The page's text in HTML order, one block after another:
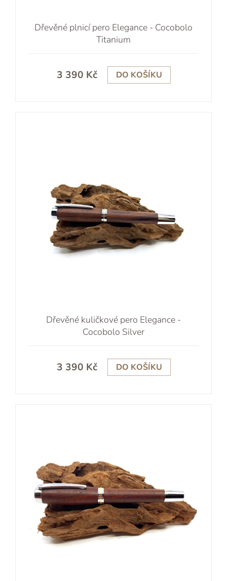
Dřevěné plnicí pero Elegance - Cocobolo
Titanium
3 390 Kč DO KOŠÍKU
Dřevěné kuličkové pero Elegance -
Cocobolo Silver
3 390 Kč DO KOŠÍKU